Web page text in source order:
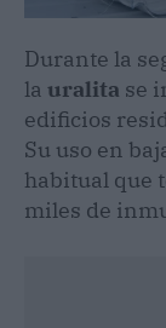
Durante la
la uralita se
edificios
Su uso en
habitual que
miles de